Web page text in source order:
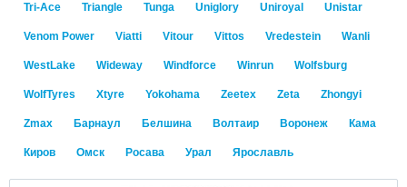
Tri-Ace Triangle Tunga Uniglory Uniroyal Unistar
Venom Power Viatti Vitour Vittos Vredestein Wanli
WestLake Wideway Windforce Winrun Wolfsburg
WolfTyres Xtyre Yokohama Zeetex Zeta Zhongyi
Zmax Барнаул Белшина Волтаир Воронеж Кама
Киров Омск Росава Урал Ярославль